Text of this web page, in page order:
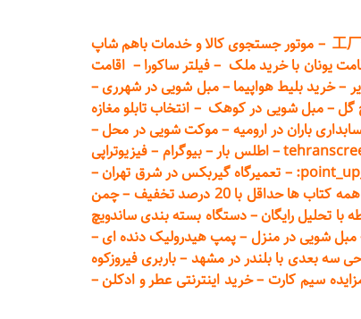
工
– موتور جستجوی کالا و خدمات باهم شاپ
یونان با خرید ملک –فیلتر ساکورا – اقامت
–خرید بلیط هواپیما –مبل شویی در شهرری–
گل–مبل شویی در کوهک– انتخاب تابلو مغازه
باران در ارومیه –موکت شویی در محل–
–اطلس بار –بیوگرام –فیزیوتراپی
– تعمیرگاه گیربکس در شرق تهران–
همه کتاب ها حداقل با 20 درصد تخفیف –چمن
با تحلیل رایگان–دستگاه بسته‌ بندی ساندویچ
مبل شویی در منزل –پمپ هیدرولیک دنده ای–
سه بعدی با بلندر در مشهد –باربری فیروزکوه
سیم کارت–خرید اینترنتی عطر و ادکلن–